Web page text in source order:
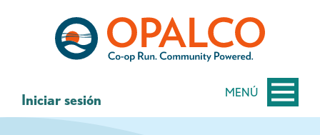
contenido
MENÚ
Iniciar sesión